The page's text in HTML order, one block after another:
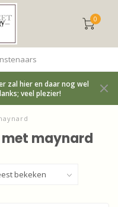
0
zal hier en daar nog wel
veel plezier!
maynard